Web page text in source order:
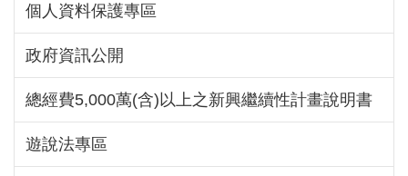
個人資料保護專區
政府資訊公開
總經費5,000萬(含)以上之新興繼續性計畫說明書
遊說法專區